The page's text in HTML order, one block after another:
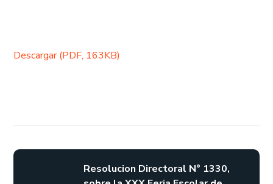
Descargar (PDF, 163KB)
Resolucion Directoral N° 1330,